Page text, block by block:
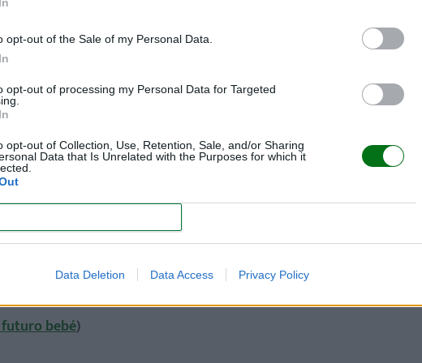
opt-out of the Sale of my Personal Data.
opt-out of processing my Personal Data for Targeted
opt-out of Collection, Use, Retention, Sale, and/or Sharing
Data that Is Unrelated with the Purposes for which it
Data Deletion Data Access Privacy Policy
nucal).
sino que mide una probabilidad.
trimestre de embarazo, una de las cosas que más se preguntan los
esperan será un niño o una niña.
los cuatro meses, con la realización de laecografía morfológica.
algunos métodos caserospara conocer el sexo del bebé y
futuro bebé)